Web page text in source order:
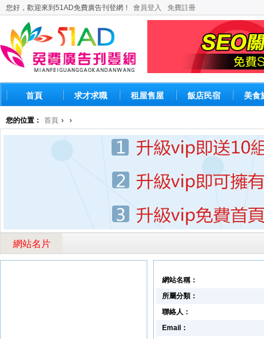
您好，歡迎來到51AD免費廣告刊登網！ 會員登入 免費註冊
首頁 求才求職 租屋售屋 飯店民宿 美食
您的位置： 首頁 › ›
網站名片
網站名稱：
所屬分類：
聯絡人：
Email：